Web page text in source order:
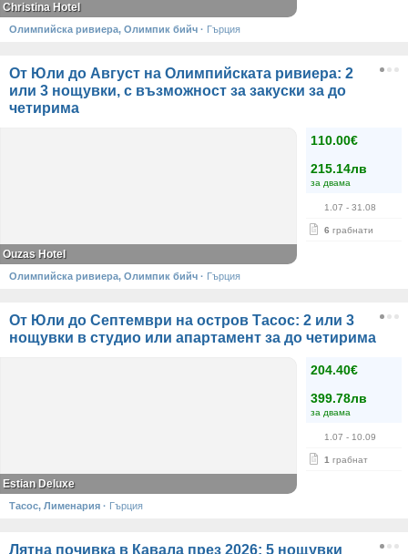
Christina Hotel
Олимпийска ривиера, Олимпик бийч · Гърция
От Юли до Август на Олимпийската ривиера: 2
или 3 нощувки, с възможност за закуски за до
четирима
110.00€
215.14лв
за двама
1.07 - 31.08
6 грабнати
Ouzas Hotel
Олимпийска ривиера, Олимпик бийч · Гърция
От Юли до Септември на остров Тасос: 2 или 3
нощувки в студио или апартамент за до четирима
204.40€
399.78лв
за двама
1.07 - 10.09
1 грабнат
Estian Deluxe
Тасос, Лименария · Гърция
Лятна почивка в Кавала през 2026: 5 нощувки